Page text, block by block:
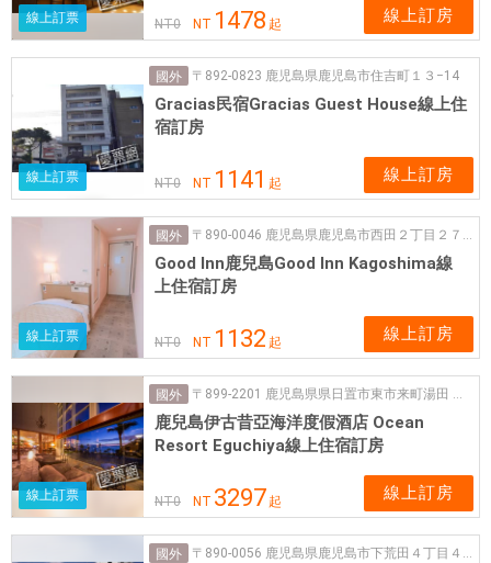
線上訂票 NT0 NT 1478 起 線上訂房
線上訂票
國外 〒892-0823 鹿児島県鹿児島市住吉町１３−14
Gracias民宿Gracias Guest House線上住
宿訂房
NT0 NT 1141 起 線上訂房
線上訂票
國外 〒890-0046 鹿児島県鹿児島市西田２丁目２７−24
Good Inn鹿兒島Good Inn Kagoshima線
上住宿訂房
NT0 NT 1132 起 線上訂房
線上訂票
國外 〒899-2201 鹿児島県県日置市東市来町湯田 東市来町湯田731
鹿兒島伊古昔亞海洋度假酒店 Ocean
Resort Eguchiya線上住宿訂房
NT0 NT 3297 起 線上訂房
國外 〒890-0056 鹿児島県鹿児島市下荒田４丁目４８−39